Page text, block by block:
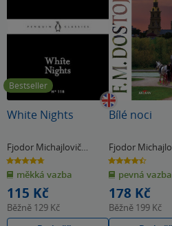
Bestseller
White Nights
Fjodor Michajlovič
Dostojevskij
4.7
z
5
hvězdiček
měkká vazba
115 Kč
Běžně 129 Kč
Bílé noci
Fjodor
Dostojevskij
4.5
z
5
hvězdiček
pevná vazba
178 Kč
Běžně 199 Kč